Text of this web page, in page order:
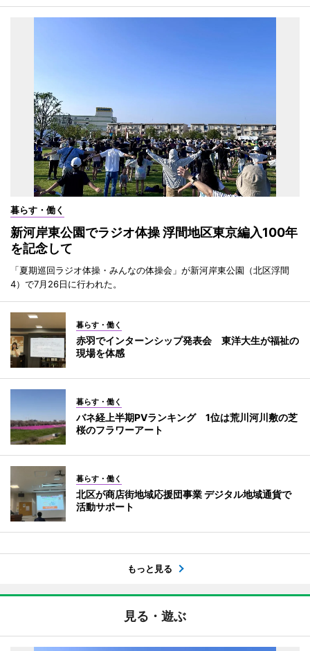
暮らす・働く
新河岸東公園でラジオ体操 浮間地区東京編入100年
を記念して
「夏期巡回ラジオ体操・みんなの体操会」が新河岸東公園（北区浮間
4）で7月26日に行われた。
暮らす・働く
赤羽でインターンシップ発表会 東洋大生が福祉の
現場を体感
暮らす・働く
バネ経上半期PVランキング 1位は荒川河川敷の芝
桜のフラワーアート
暮らす・働く
北区が商店街地域応援団事業 デジタル地域通貨で
活動サポート
もっと見る
見る・遊ぶ